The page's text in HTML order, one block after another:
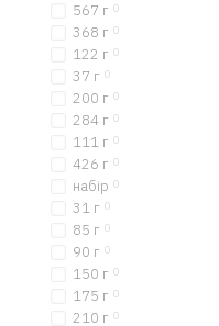
567 г 0
368 г 0
122 г 0
37 г 0
200 г 0
284 г 0
111 г 0
426 г 0
набір 0
31 г 0
85 г 0
90 г 0
150 г 0
175 г 0
210 г 0